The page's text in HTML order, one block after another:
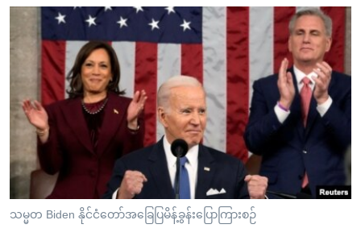
ကျော်
ကြည့်
အ
စာမျက်နှာ
ကြည့်
အမေရိကန်သုံးအီဒီယံ
မကြေးမုံရဲ့ အင်္ဂလိပ်စာ
ရုပ်ရှင်ထဲက အင်္ဂလိပ်စာ
သုတပဒေသာ အင်္ဂလိပ်စာ
အပတ်စဉ်ကဏ္ဍများ
ရေဒီယို
တီဗွီ
ရေဒီယိုနှင့်ရုပ်သံ အချက်အလက်များ
ရေဒီယို/တီဗွီအစီအစဉ်
Learning English
ဗွီအိုအေ လူမှုကွန်ယက်များ
သမ္မတ Biden နိုင်ငံတော်အခြေပြမိန့်ခွန်းပြောကြားစဉ်